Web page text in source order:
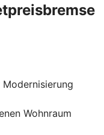
Wohnraum